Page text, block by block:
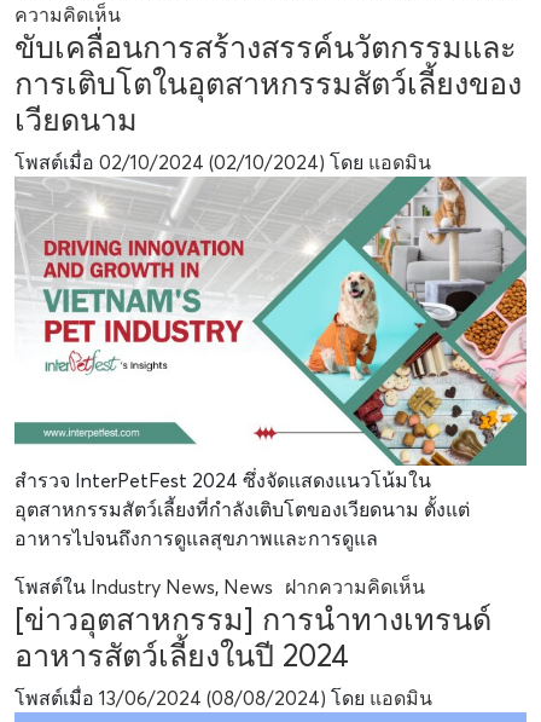
ความคิดเห็น
ขับเคลื่อนการสร้างสรรค์นวัตกรรมและ
การเติบโตในอุตสาหกรรมสัตว์เลี้ยงของ
เวียดนาม
โพสต์เมื่อ 02/10/2024 (02/10/2024) โดย แอดมิน
สำรวจ InterPetFest 2024 ซึ่งจัดแสดงแนวโน้มใน
อุตสาหกรรมสัตว์เลี้ยงที่กำลังเติบโตของเวียดนาม ตั้งแต่
อาหารไปจนถึงการดูแลสุขภาพและการดูแล
โพสต์ใน Industry News, News ฝากความคิดเห็น
[ข่าวอุตสาหกรรม] การนำทางเทรนด์
อาหารสัตว์เลี้ยงในปี 2024
โพสต์เมื่อ 13/06/2024 (08/08/2024) โดย แอดมิน